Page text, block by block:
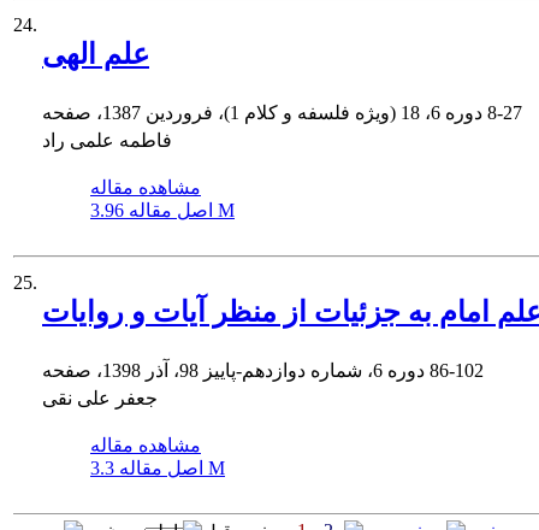
24.
علم الهی
8-27
فاطمه علمی راد
مشاهده مقاله
اصل مقاله 3.96 M
25.
امام به جزئیات از منظر آیات و روایات
86-102
جعفر علی نقی
مشاهده مقاله
اصل مقاله 3.3 M